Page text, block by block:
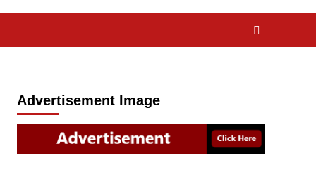
Advertisement Image